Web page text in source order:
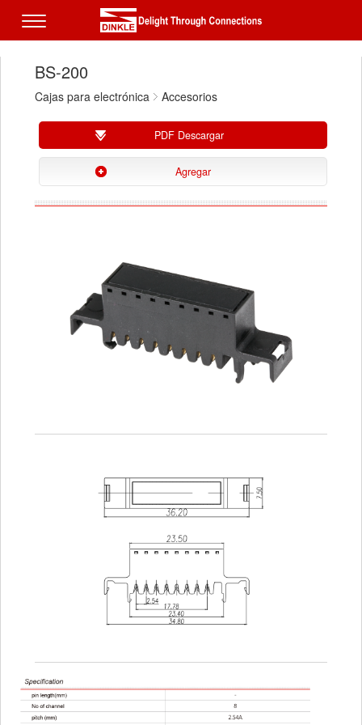
BS-200
Cajas para electrónica Accesorios
PDF Descargar
Agregar